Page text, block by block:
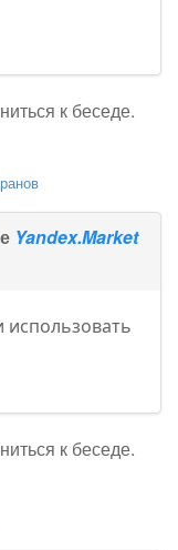
к беседе.
Yandex.Market
использовать
к беседе.